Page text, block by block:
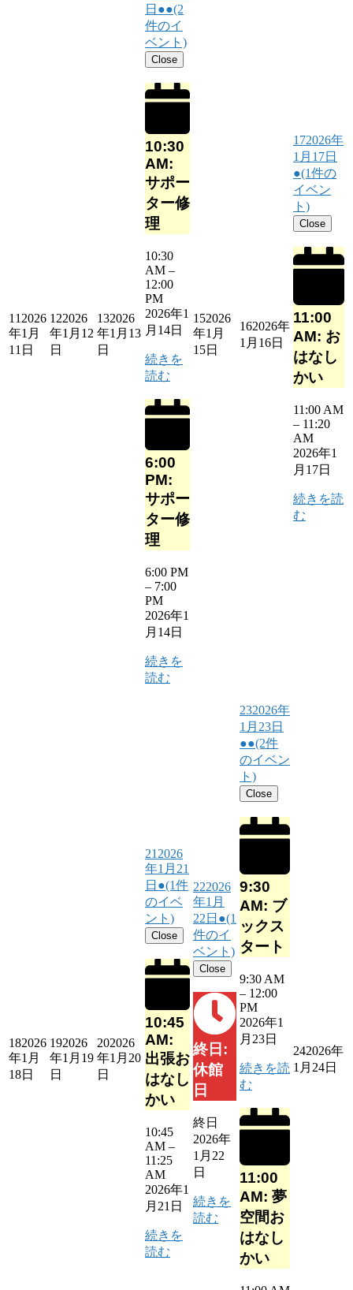
11 2026
年1月
11日
122026
年1月12
日
132026
年1月13
日
日 ●●(2
件のイ
ベント)
Close
10:30
AM:
サポー
ター修
理
10:30
AM –
12:00
PM
2026年1
月14日
続きを
読む
6:00
PM:
サポー
ター修
理
6:00 PM
– 7:00
PM
2026年1
月14日
続きを
読む
152026
年1月
15日
162026年
1月16日
172026年
1月17日
●(1件の
イベン
ト)
Close
11:00
AM: お
はなし
かい
11:00 AM
– 11:20
AM
2026年1
月17日
続きを読
む
182026
年1月
18日
192026
年1月19
日
202026
年1月20
日
21 2026
年1月21
日 ●(1件
のイベ
ント)
Close
10:45
AM:
出張お
はなし
かい
10:45
AM –
11:25
AM
2026年1
月21日
続きを
読む
222026
年1月
22日 ●(1
件のイ
ベント)
Close
終日:
休館
日
終日
2026年
1月22
日
続きを
読む
232026年
1月23日
●●(2件
のイベン
ト)
Close
9:30
AM: ブ
ックス
タート
9:30 AM
– 12:00
PM
2026年1
月23日
続きを読
む
11:00
AM: 夢
空間お
はなし
かい
242026年
1月24日